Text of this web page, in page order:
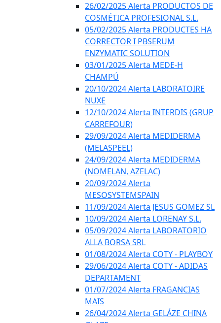
26/02/2025 Alerta PRODUCTOS DE
COSMÉTICA PROFESIONAL S.L.
05/02/2025 Alerta PRODUCTES HA
CORRECTOR I PBSERUM
ENZYMATIC SOLUTION
03/01/2025 Alerta MEDE-H
CHAMPÚ
20/10/2024 Alerta LABORATOIRE
NUXE
12/10/2024 Alerta INTERDIS (GRUP
CARREFOUR)
29/09/2024 Alerta MEDIDERMA
(MELASPEEL)
24/09/2024 Alerta MEDIDERMA
(NOMELAN, AZELAC)
20/09/2024 Alerta
MESOSYSTEMSPAIN
11/09/2024 Alerta JESUS GOMEZ SL
10/09/2024 Alerta LORENAY S.L.
05/09/2024 Alerta LABORATORIO
ALLA BORSA SRL
01/08/2024 Alerta COTY - PLAYBOY
29/06/2024 Alerta COTY - ADIDAS
DEPARTAMENT
01/07/2024 Alerta FRAGANCIAS
MAIS
26/04/2024 Alerta GELÁZE CHINA